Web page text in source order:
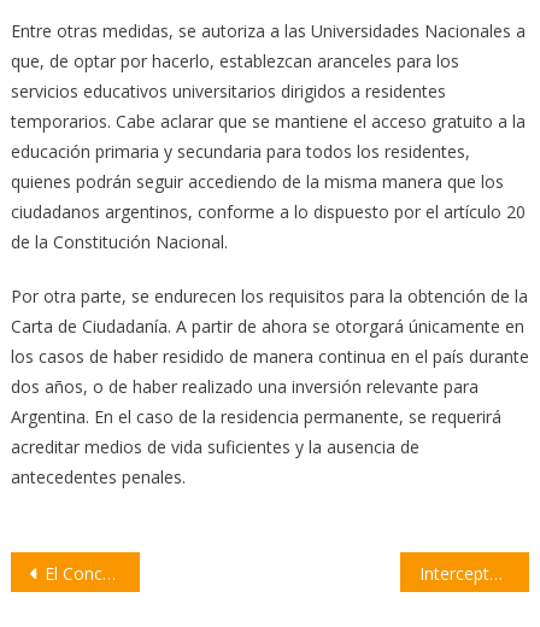
Entre otras medidas, se autoriza a las Universidades Nacionales a
que, de optar por hacerlo, establezcan aranceles para los
servicios educativos universitarios dirigidos a residentes
temporarios. Cabe aclarar que se mantiene el acceso gratuito a la
educación primaria y secundaria para todos los residentes,
quienes podrán seguir accediendo de la misma manera que los
ciudadanos argentinos, conforme a lo dispuesto por el artículo 20
de la Constitución Nacional.
Por otra parte, se endurecen los requisitos para la obtención de la
Carta de Ciudadanía. A partir de ahora se otorgará únicamente en
los casos de haber residido de manera continua en el país durante
dos años, o de haber realizado una inversión relevante para
Argentina. En el caso de la residencia permanente, se requerirá
acreditar medios de vida suficientes y la ausencia de
antecedentes penales.
Navegación
El Concejo Municipal entregó reconocimientos a deportistas locales Interceptan vehículo con pedido de secuestro en Sargento Cabral